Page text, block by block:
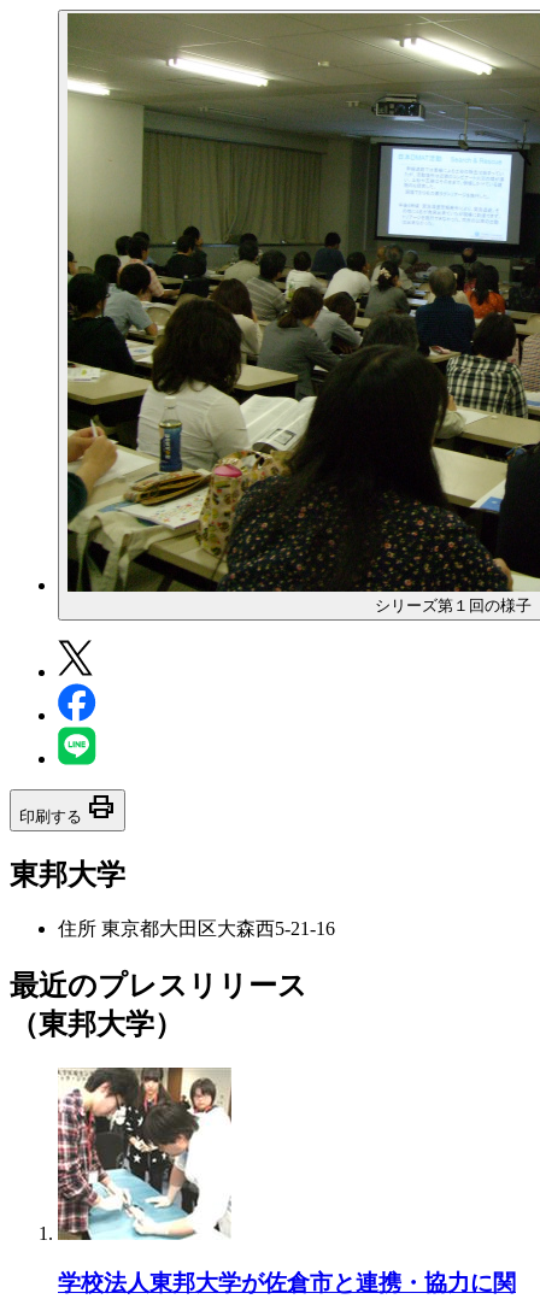
シリーズ第１回の様子
印刷する print
東邦大学
住所 東京都大田区大森西5-21-16
最近のプレスリリース
（東邦大学）
学校法人東邦大学が佐倉市と連携・協力に関